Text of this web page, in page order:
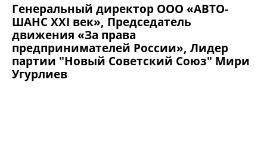
Генеральный директор ООО «АВТО-
ШАНС XXI век», Председатель
движения «За права
предпринимателей России», Лидер
партии "Новый Советский Союз" Мири
Угурлиев